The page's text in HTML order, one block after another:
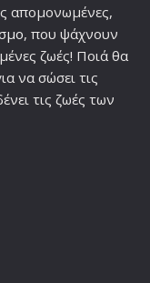
απομονωμένες,
, που ψάχνουν
ζωές! Ποιά θα
να σώσει τις
τις ζωές των